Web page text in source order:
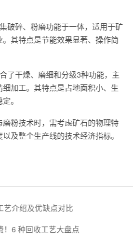
破碎、粉磨功能于一体，适用于矿
其特点是节能效果显著、操作简
了干燥、磨细和分级3种功能，主
加工。其特点是占地面积小、生
。
粉技术时，需考虑矿石的物理特
及整个生产线的技术经济指标。
艺介绍及优缺点对比
！6 种回收工艺大盘点